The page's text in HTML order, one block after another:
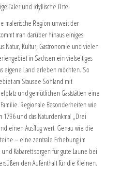
Täler und idyllische Orte.
malerische Region unweit der
man darüber hinaus einiges
Natur, Kultur, Gastronomie und vielen
in Sachsen ein vielseitiges
eigene Land erleben möchten. So
am Stausee Sohland mit
und gemütlichen Gaststätten eine
Regionale Besonderheiten wie
und das Naturdenkmal „Drei
einen Ausflug wert. Genau wie die
– eine zentrale Erhebung im
Kabarett sorgen für gute Laune bei
den Aufenthalt für die Kleinen.